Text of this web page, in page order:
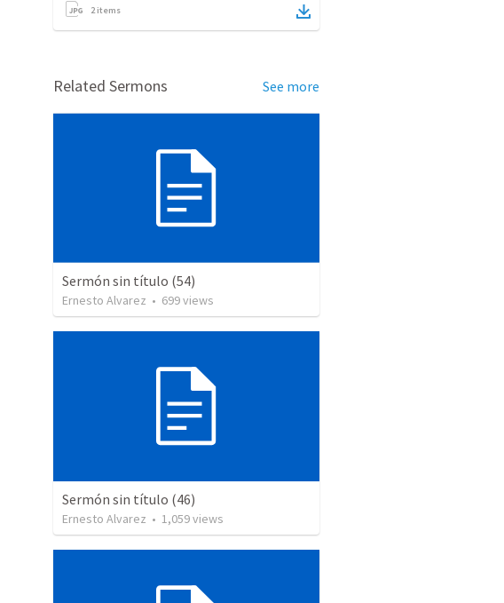
2items
Related Sermons See more
Sermón sin título (54)
Ernesto Alvarez • 699views
Sermón sin título (46)
Ernesto Alvarez • 1,059views